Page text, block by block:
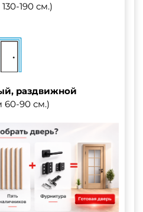
190 см.)
раздвижной
60-90 см.)